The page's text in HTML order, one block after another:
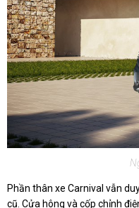
Phần thân xe Carnival vẫn
cũ. Cửa hông và cốp chỉnh